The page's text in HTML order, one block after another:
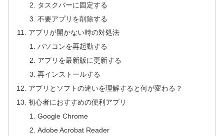
タスクバーに固定する
不要アプリを削除する
アプリが開かない時の対処法
パソコンを再起動する
アプリを最新版に更新する
再インストールする
アプリとソフトの違いを理解すると何が変わる？
初心者におすすめの便利アプリ
Google Chrome
Adobe Acrobat Reader